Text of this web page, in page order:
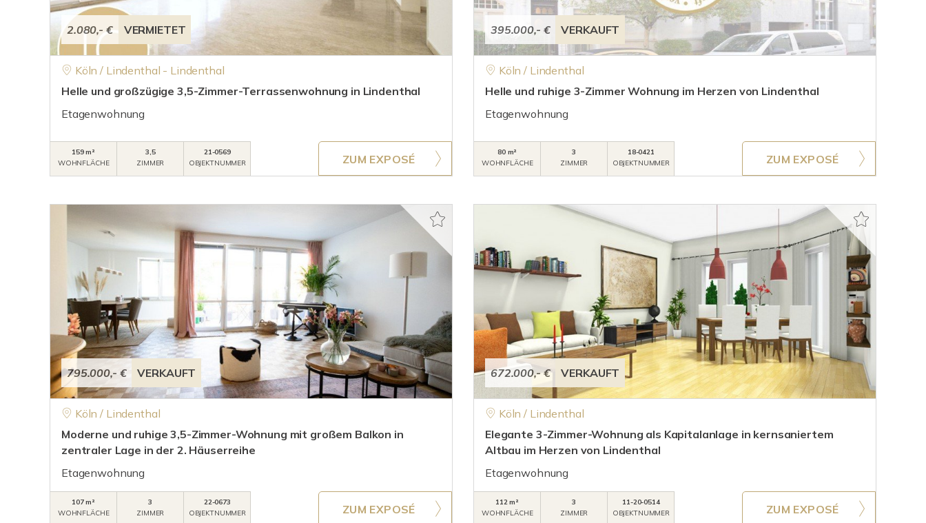
2.080,- € VERMIETET
Köln / Lindenthal - Lindenthal
Helle und großzügige 3,5-Zimmer-Terrassenwohnung in Lindenthal
Etagenwohnung
159 m²
WOHNFLÄCHE
3,5
ZIMMER
21-0569
OBJEKTNUMMER
ZUM EXPOSÉ
395.000,- € VERKAUFT
Köln / Lindenthal
Helle und ruhige 3-Zimmer Wohnung im Herzen von Lindenthal
Etagenwohnung
80 m²
WOHNFLÄCHE
3
ZIMMER
18-0421
OBJEKTNUMMER
ZUM EXPOSÉ
795.000,- € VERKAUFT
Köln / Lindenthal
Moderne und ruhige 3,5-Zimmer-Wohnung mit großem Balkon in
zentraler Lage in der 2. Häuserreihe
Etagenwohnung
107 m²
WOHNFLÄCHE
3
ZIMMER
22-0673
OBJEKTNUMMER
ZUM EXPOSÉ
672.000,- € VERKAUFT
Köln / Lindenthal
Elegante 3-Zimmer-Wohnung als Kapitalanlage in kernsaniertem
Altbau im Herzen von Lindenthal
Etagenwohnung
112 m²
WOHNFLÄCHE
3
ZIMMER
11-20-0514
OBJEKTNUMMER
ZUM EXPOSÉ